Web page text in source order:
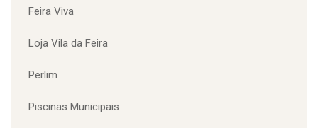
Equipamentos Desportivos
Europarque
Europarque Meia Maratona
Eventos